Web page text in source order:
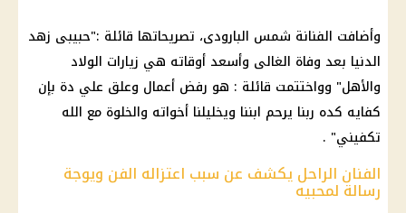
وأضافت الفنانة شمس البارودى، تصريحاتها قائلة :"حبيبى زهد
الدنيا بعد وفاة الغالى وأسعد أوقاته هي زيارات الولاد
والأهل" وواختتمت قائلة : هو رفض أعمال وعلق علي دة بإن
كفايه كده ربنا يرحم ابننا ويخليلنا أخواته والخلوة مع الله
تكفيني" .
الفنان الراحل يكشف عن سبب اعتزاله الفن ويوجة
رسالة لمحبيه